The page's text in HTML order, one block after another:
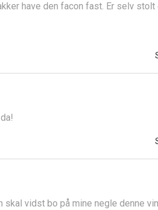
have den facon fast. Er selv
skal vidst bo på mine negle denne